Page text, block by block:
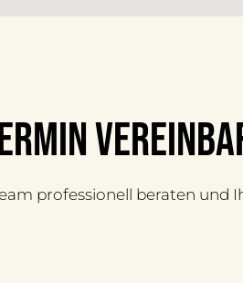
professionell beraten